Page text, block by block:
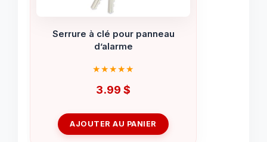
Serrure à clé pour panneau
d’alarme
3.99 $
AJOUTER AU PANIER